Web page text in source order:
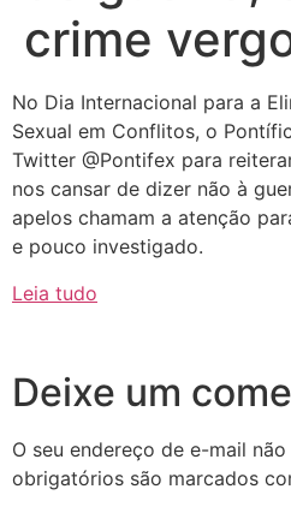
crime
No Dia Internacional para a
Sexual em Conflitos, o
Twitter @Pontifex para
nos cansar de dizer não à
apelos chamam a atenção
e pouco investigado.
Leia tudo
Deixe um
O seu endereço de e-mail
obrigatórios são marcados